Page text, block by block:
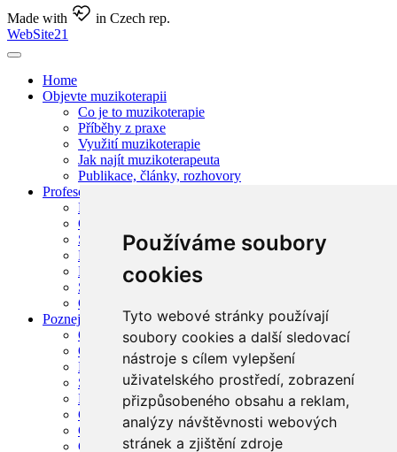
Používáme soubory
cookies
Tyto webové stránky používají
soubory cookies a další sledovací
nástroje s cílem vylepšení
uživatelského prostředí, zobrazení
přizpůsobeného obsahu a reklam,
analýzy návštěvnosti webových
stránek a zjištění zdroje
Made with
in Czech rep.
WebSite21
Home
Objevte muzikoterapii
Co je to muzikoterapie
Příběhy z praxe
Využití muzikoterapie
Jak najít muzikoterapeuta
Publikace, články, rozhovory
Profese muzikoterapeut
Profesní členství CZMTA
Garantované členství CZMTA
Supervize muzikoterapie
Muzikoterapie v legislativě
Hledám / nabízím zaměstnání v oboru
Seznam míst pro praxi
Často kladené otázky
Poznej asociaci
O asociaci
Orgány asociace
Lidé v asociaci
Stanovy CZMTA
Etický kodex
Garantované kurzy, semináře
Čestní členové asociace
CHCI VSTOUPIT DO ASOCIACE